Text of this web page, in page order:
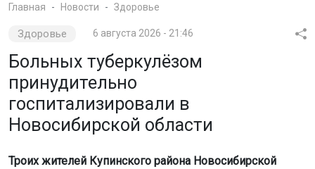
Главная Новости Здоровье
Здоровье 6 августа 2026 - 21:46
Больных туберкулёзом
принудительно
госпитализировали в
Новосибирской области
Троих жителей Купинского района Новосибирской